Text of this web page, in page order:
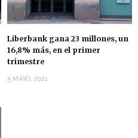
Liberbank gana 23 millones, un
16,8% más, en el primer
trimestre
5 MAYO, 2021